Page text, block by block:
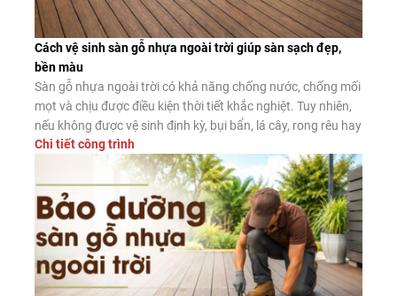
Cách vệ sinh sàn gỗ nhựa ngoài trời giúp sàn sạch đẹp,
bền màu
Sàn gỗ nhựa ngoài trời có khả năng chống nước, chống mối
mọt và chịu được điều kiện thời tiết khắc nghiệt. Tuy nhiên,
nếu không được vệ sinh định kỳ, bụi bẩn, lá cây, rong rêu hay
dầu mỡ vẫn có thể tích tụ trên bề mặt, làm giảm tính thẩm
Chi tiết công trình